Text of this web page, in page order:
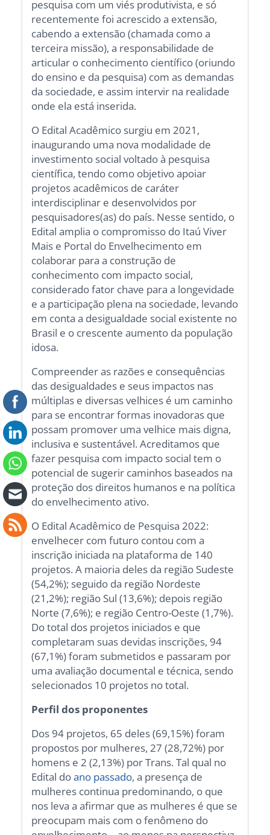
pesquisa com um viés produtivista, e só
recentemente foi acrescido a extensão,
cabendo a extensão (chamada como a
terceira missão), a responsabilidade de
articular o conhecimento científico (oriundo
do ensino e da pesquisa) com as demandas
da sociedade, e assim intervir na realidade
onde ela está inserida.
O Edital Acadêmico surgiu em 2021,
inaugurando uma nova modalidade de
investimento social voltado à pesquisa
científica, tendo como objetivo apoiar
projetos acadêmicos de caráter
interdisciplinar e desenvolvidos por
pesquisadores(as) do país. Nesse sentido, o
Edital amplia o compromisso do Itaú Viver
Mais e Portal do Envelhecimento em
colaborar para a construção de
conhecimento com impacto social,
considerado fator chave para a longevidade
e a participação plena na sociedade, levando
em conta a desigualdade social existente no
Brasil e o crescente aumento da população
idosa.
Compreender as razões e consequências
das desigualdades e seus impactos nas
múltiplas e diversas velhices é um caminho
para se encontrar formas inovadoras que
possam promover uma velhice mais digna,
inclusiva e sustentável. Acreditamos que
fazer pesquisa com impacto social tem o
potencial de sugerir caminhos baseados na
proteção dos direitos humanos e na política
do envelhecimento ativo.
O Edital Acadêmico de Pesquisa 2022:
envelhecer com futuro contou com a
inscrição iniciada na plataforma de 140
projetos. A maioria deles da região Sudeste
(54,2%); seguido da região Nordeste
(21,2%); região Sul (13,6%); depois região
Norte (7,6%); e região Centro-Oeste (1,7%).
Do total dos projetos iniciados e que
completaram suas devidas inscrições, 94
(67,1%) foram submetidos e passaram por
uma avaliação documental e técnica, sendo
selecionados 10 projetos no total.
Perfil dos proponentes
Dos 94 projetos, 65 deles (69,15%) foram
propostos por mulheres, 27 (28,72%) por
homens e 2 (2,13%) por Trans. Tal qual no
Edital doano passado, a presença de
mulheres continua predominando, o que
nos leva a afirmar que as mulheres é que se
preocupam mais com o fenômeno do